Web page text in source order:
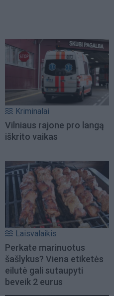
Kriminalai
Vilniaus rajone pro langą
iškrito vaikas
Laisvalaikis
Perkate marinuotus
šašlykus? Viena etiketės
eilutė gali sutaupyti
beveik 2 eurus